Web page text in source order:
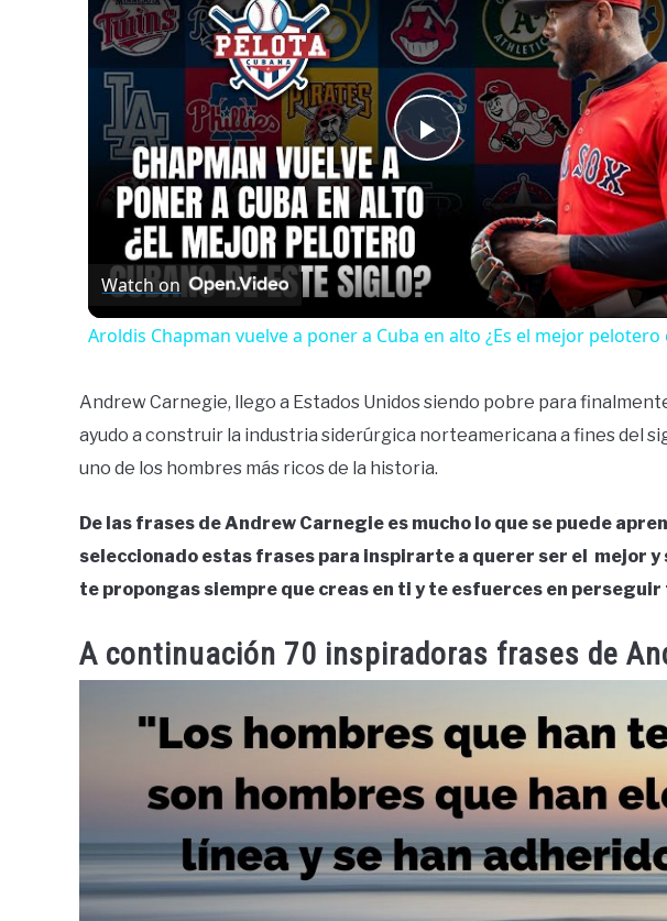
Play
Video
Watch on
Aroldis Chapman vuelve a poner a Cuba en alto ¿Es el mejor
Andrew Carnegie, llego a Estados Unidos siendo pobre para
ayudo a construir la industria siderúrgica norteamericana a fines del
uno de los hombres más ricos de la historia.
De las frases de Andrew Carnegie es mucho lo que se puede
seleccionado estas frases para inspirarte a querer ser el mejor y
te propongas siempre que creas en ti y te esfuerces en perseguir
A continuación 70 inspiradoras frases de